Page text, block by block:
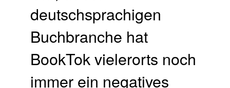
deutschsprachigen
Buchbranche hat
BookTok vielerorts noch
immer ein negatives